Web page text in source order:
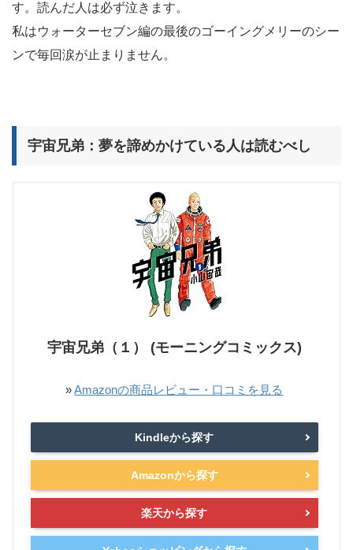
す。読んだ人は必ず泣きます。
私はウォーターセブン編の最後のゴーイングメリーのシー
ンで毎回涙が止まりません。
宇宙兄弟：夢を諦めかけている人は読むべし
宇宙兄弟（１） (モーニングコミックス)
»Amazonの商品レビュー・口コミを見る
Kindleから探す
Amazonから探す
楽天から探す